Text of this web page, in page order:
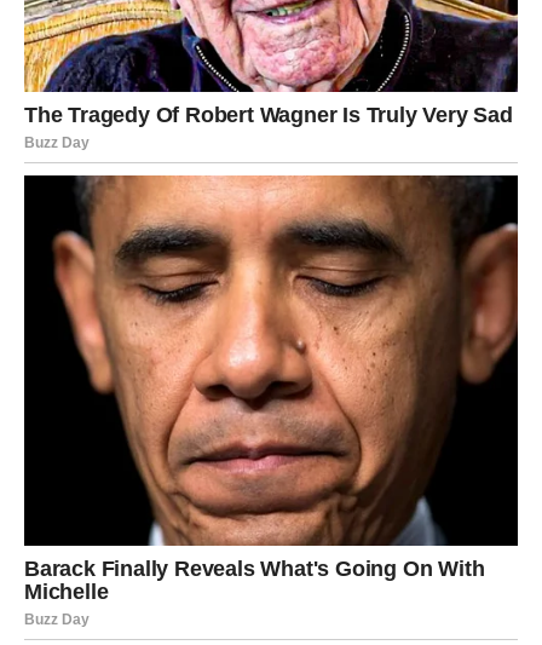
Važno je shvatiti da ne morate nositi sve sami.
Zarobljene emocije su poput kamenja koje nosimo u srcu.
U početku nam se čine lagane, ali kako godine prolaze,
postaju sve teže. Opterećuju naše misli, odnose, tijelo i
Život je prekratak da bismo ga proveli noseći bol koju
nikada nismo pokušali izliječiti.